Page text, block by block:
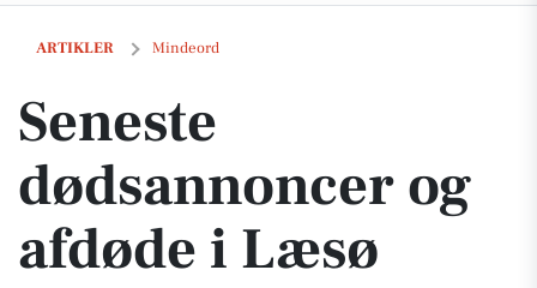
ARTIKLER Mindeord
Seneste dødsannoncer og afdøde i Læsø
Seneste
dødsannoncer og
afdøde i Læsø